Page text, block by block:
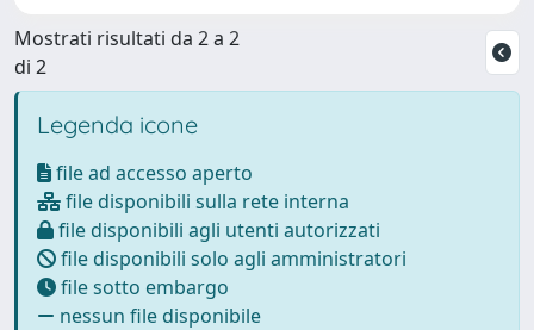
Mostrati risultati da 2 a 2
di 2
Legenda icone
file ad accesso aperto
file disponibili sulla rete interna
file disponibili agli utenti autorizzati
file disponibili solo agli amministratori
file sotto embargo
nessun file disponibile